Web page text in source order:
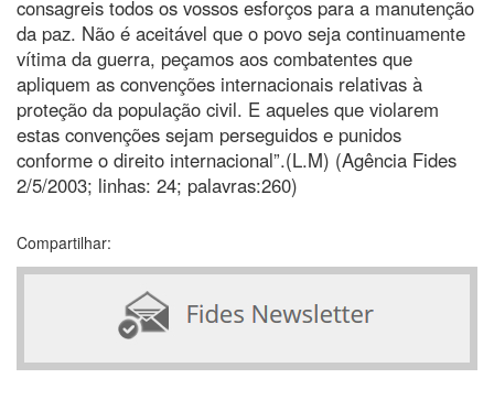
consagreis todos os vossos esforços para a manutenção
da paz. Não é aceitável que o povo seja continuamente
vítima da guerra, peçamos aos combatentes que
apliquem as convenções internacionais relativas à
proteção da população civil. E aqueles que violarem
estas convenções sejam perseguidos e punidos
conforme o direito internacional”.(L.M) (Agência Fides
2/5/2003; linhas: 24; palavras:260)
Compartilhar: